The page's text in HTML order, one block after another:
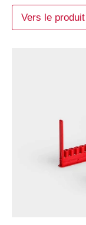
Vers le produit